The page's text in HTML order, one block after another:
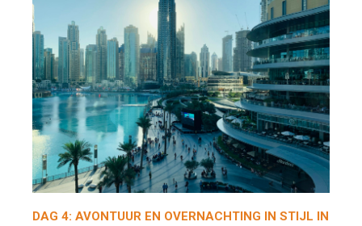
DAG 4: AVONTUUR EN OVERNACHTING IN STIJL IN